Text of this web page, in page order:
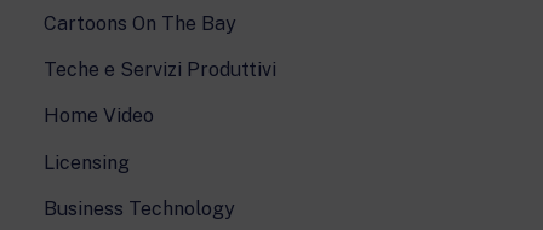
Cartoons On The Bay
Teche e Servizi Produttivi
Home Video
Licensing
Business Technology